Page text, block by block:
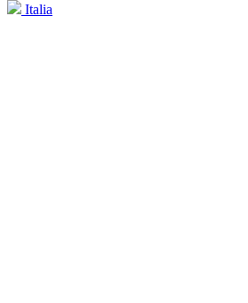
Italia